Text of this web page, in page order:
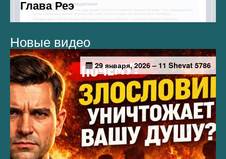
Новые видео